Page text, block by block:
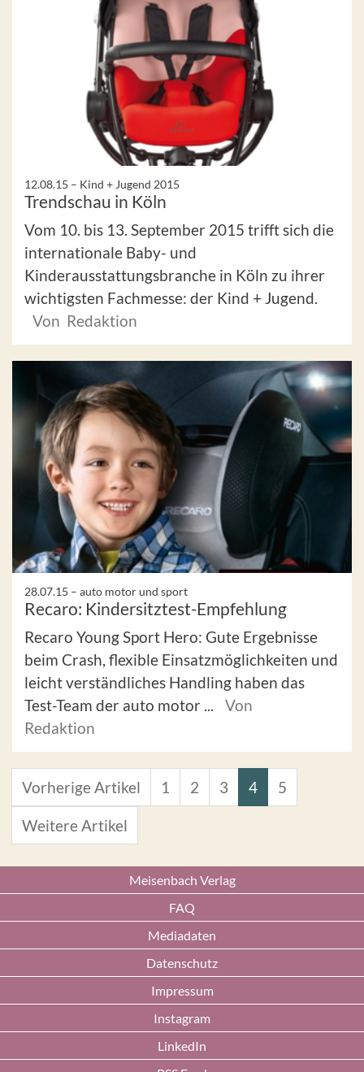
12.08.15 – Kind + Jugend 2015
Trendschau in Köln
Vom 10. bis 13. September 2015 trifft sich die
internationale Baby- und
Kinderausstattungsbranche in Köln zu ihrer
wichtigsten Fachmesse: der Kind + Jugend.
Von Redaktion
28.07.15 – auto motor und sport
Recaro: Kindersitztest-Empfehlung
Recaro Young Sport Hero: Gute Ergebnisse
beim Crash, flexible Einsatzmöglichkeiten und
leicht verständliches Handling haben das
Test-Team der auto motor ...
Von
Redaktion
Vorherige Artikel 1 2 3 4 5
Weitere Artikel
Meisenbach Verlag
FAQ
Mediadaten
Datenschutz
Impressum
Instagram
LinkedIn